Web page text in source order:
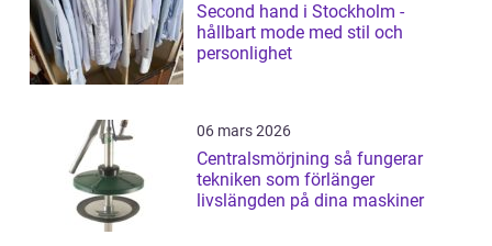
Second hand i Stockholm -
hållbart mode med stil och
personlighet
06 mars 2026
Centralsmörjning så fungerar
tekniken som förlänger
livslängden på dina maskiner